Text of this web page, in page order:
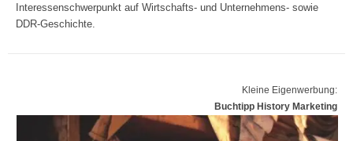
Interessenschwerpunkt auf Wirtschafts- und Unternehmens- sowie
DDR-Geschichte.
Kleine Eigenwerbung:
Buchtipp History Marketing